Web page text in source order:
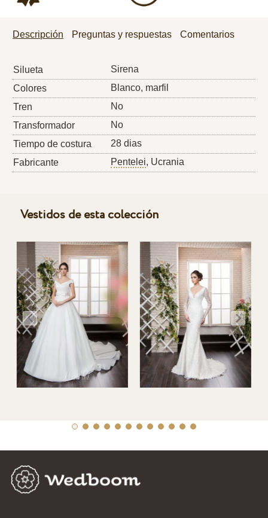
Descripción Preguntas y respuestas Comentarios
Silueta
Sirena
Colores
Blanco, marfil
Tren
No
Transformador
No
Tiempo de costura
28 dias
Fabricante
Pentelei, Ucrania
Vestidos de esta colección